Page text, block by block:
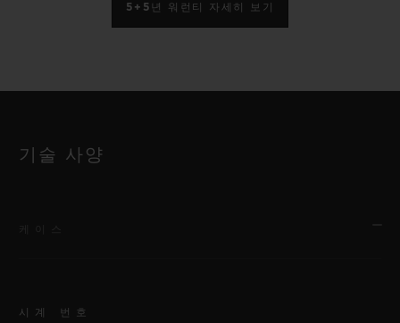
5+5년 워런티 자세히 보기
기술 사양
시계 번호